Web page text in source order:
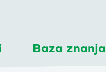
Baza znanja